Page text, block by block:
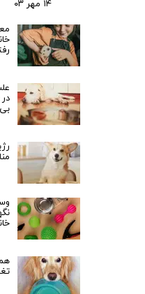
کلام پایانی
خواندن راهنمای خرید لباس و
اهمیت دارد. شما در راهنمای
به چه دلیل گربه‌ها نیاز به لباس و
چه ویژگی‌هایی خریداری شوند تا
و از طرفی باعث آزار این حیوان
گربه‌ها و به‌خصوص برخی از
سرد است به لباس گربه نیاز دارند
پس از حمام‌کردن به‌راحتی بتوان
نظر بسیاری از افراد چندان ضروری
ضروری هستند و باید حتماً جزو
۱۴ مهر ۰۳